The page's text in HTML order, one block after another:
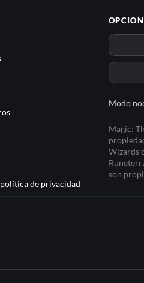
de privacidad
Modo
Magic:
Wizards
son